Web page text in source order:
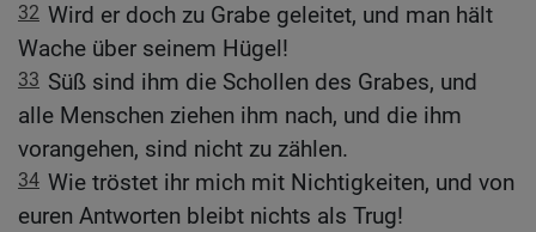
32 Wird er doch zu Grabe geleitet, und man hält
Wache über seinem Hügel!
33 Süß sind ihm die Schollen des Grabes, und
alle Menschen ziehen ihm nach, und die ihm
vorangehen, sind nicht zu zählen.
34 Wie tröstet ihr mich mit Nichtigkeiten, und von
euren Antworten bleibt nichts als Trug!